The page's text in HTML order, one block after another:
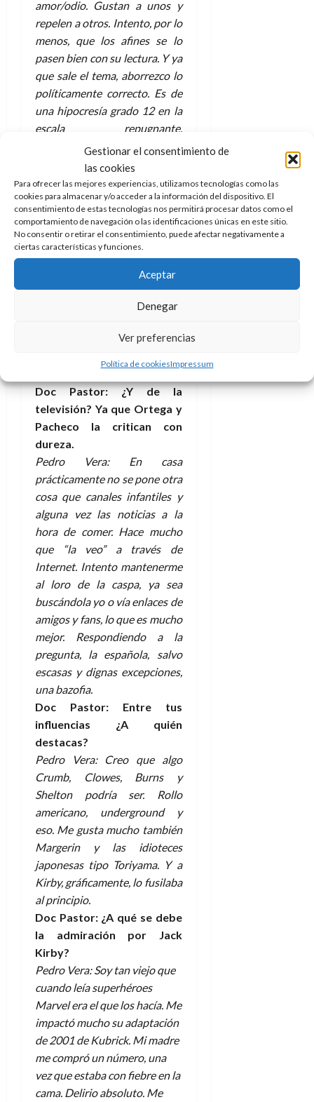
Gestionar el consentimiento de
las cookies
Para ofrecer las mejores experiencias, utilizamos tecnologías como las
cookies para almacenar y/o acceder a la información del dispositivo. El
consentimiento de estas tecnologías nos permitirá procesar datos como el
comportamiento de navegación o las identificaciones únicas en este sitio.
No consentir o retirar el consentimiento, puede afectar negativamente a
ciertas características y funciones.
Aceptar
Denegar
Ver preferencias
Política de cookiesImpressum
amor/odio. Gustan a unos y
repelen a otros. Intento, por lo
menos, que los afines se lo
pasen bien con su lectura. Y ya
que sale el tema, aborrezco lo
políticamente correcto. Es de
una hipocresía grado 12 en la
escala repugnante.
Normalmente, quienes más se
escandalizan son los idiotas y
los ultras imbéciles, no falla. A
la mierda con eso.
Doc Pastor: ¿Qué opinión te
merece el panorama actual
del cómic?
Pedro Vera: Siempre lo digo,
esto. Aunque ahora con
atención a cosas que antes
Doc Pastor: ¿Y de la
televisión? Ya que Ortega y
Pacheco la critican con
dureza.
Pedro Vera: En casa
prácticamente no se pone otra
cosa que canales infantiles y
alguna vez las noticias a la
hora de comer. Hace mucho
que “la veo” a través de
Internet. Intento mantenerme
al loro de la caspa, ya sea
buscándola yo o vía enlaces de
amigos y fans, lo que es mucho
mejor. Respondiendo a la
pregunta, la española, salvo
escasas y dignas excepciones,
una bazofia.
Doc Pastor: Entre tus
influencias ¿A quién
destacas?
Pedro Vera: Creo que algo
Crumb, Clowes, Burns y
Shelton podría ser. Rollo
americano, underground y
eso. Me gusta mucho también
Margerin y las idioteces
japonesas tipo Toriyama. Y a
Kirby, gráficamente, lo fusilaba
al principio.
Doc Pastor: ¿A qué se debe
la admiración por Jack
Kirby?
Pedro Vera: Soy tan viejo que
cuando leía superhéroes
Marvel era el que los hacía. Me
impactó mucho su adaptación
de 2001 de Kubrick. Mi madre
me compró un número, una
vez que estaba con fiebre en la
cama. Delirio absoluto. Me